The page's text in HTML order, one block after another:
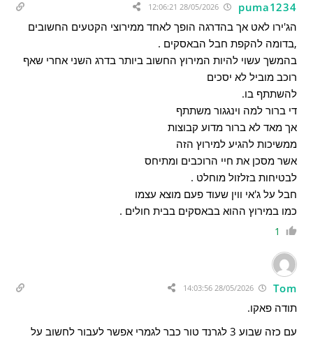
puma1234
28/05/2026 12:06:21
הג'ירו לאט אך בהדרגה הופך לאחד ממירוצי הקטעים החשובים
,בדומה להקפת חבל הבאסקים .
בהמשך עשוי להיות המירוץ החשוב ביותר בדרג השני אחרי שאף
רוכב מוביל לא יסכים
להשתתף בו.
די ברור למה וינגגור משתתף
אך מאד לא ברור מדוע קבוצות
ממשיכות להגיע למירוץ הזה
אשר מסכן את חיי הרוכבים ומתיחס
לבטיחות בזלזול מוחלט .
חבל על ג'אי ווין שעוד פעם מוצא עצמו
כמו במירוץ ההוא בבאסקים בבית חולים .
1
Tom
תודה פאקו.
עם כזה שבוע 3 לגרנד טור כבר לגמרי אפשר לעבור לחשוב על